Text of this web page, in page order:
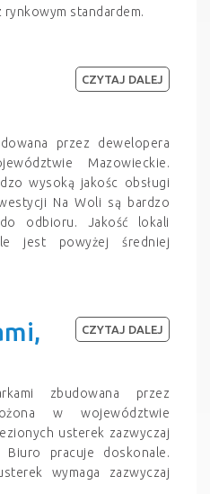
standardem.
przez dewelopera
Mazowieckie.
wysoką jakośc obsługi
Na Woli są bardzo
odbioru. Jakość lokali
jest powyżej średniej
CZYTAJ DALEJ
zbudowana przez
w województwie
usterek zazwyczaj
pracuje doskonale.
wymaga zazwyczaj
CZYTAJ DALEJ